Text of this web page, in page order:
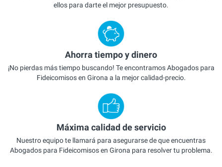
ellos para darte el mejor presupuesto.
Ahorra tiempo y dinero
¡No pierdas más tiempo buscando! Te encontramos Abogados para
Fideicomisos en Girona a la mejor calidad-precio.
Máxima calidad de servicio
Nuestro equipo te llamará para asegurarse de que encuentras
Abogados para Fideicomisos en Girona para resolver tu problema.